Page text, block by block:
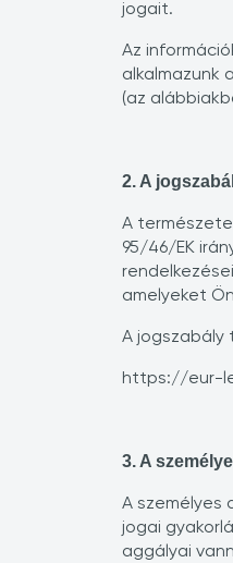
jogait.
Az
alkalmazunk
(az
2. A
A
95/46/EK
amelyeket
A jogszabály
https://eur-
3. A
A személyes
jogai
aggályai